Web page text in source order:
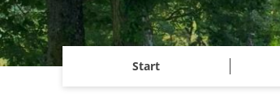
Start